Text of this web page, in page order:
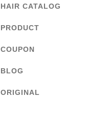
HAIR CATALOG
PRODUCT
COUPON
BLOG
ORIGINAL